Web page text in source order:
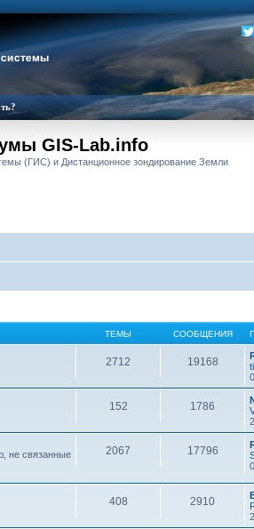
GIS-Lab.info
(ГИС) и Дистанционное зондирование Земли
ТЕМЫ СООБЩЕНИЯ
2712 19168
152 1786
не связанные
2067 17796
408 2910